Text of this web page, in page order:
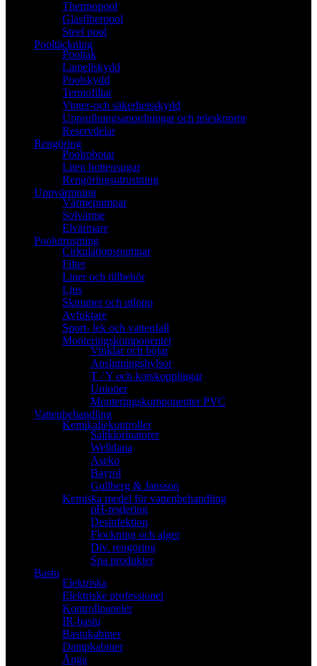
Thermopool
Glasfiberpool
Steel pool
Pooltäckning
Pooltak
Lamellskydd
Poolskydd
Termofiltar
Vinter-och säkerhetsskydd
Upprullningsanordningar och teleskoprör
Reservdelar
Rengöring
Poolrobotar
Liten bottensugar
Rengöringsutrustning
Uppvärmning
Värmepumpar
Solvärme
Elvärmare
Poolutrustning
Cirkulationspumpar
Filter
Liner och tillbehör
Ljus
Skimmer och utlopp
Avfuktare
Sport- lek och vattenfall
Monteringskomponenter
Vinklar och böjar
Anslutningshylsor
T / Y och korskopplingar
Unioner
Monteringskomponenter PVC
Vattenbehandling
Kemikaliekontroller
Saltklorinatorer
Welldana
Aseko
Bayrol
Gullberg & Jansson
Kemiska medel för vattenbehandling
pH-reglering
Desinfektion
Flockning och alger
Div. rengöring
Spa produkter
Bastu
Elektriska
Elektriske professionel
Kontrollpaneler
IR-bastu
Bastukabiner
Dampkabiner
Ånga